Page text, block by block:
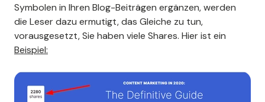
Symbolen in Ihren Blog-Beiträgen ergänzen, werden
die Leser dazu ermutigt, das Gleiche zu tun,
vorausgesetzt, Sie haben viele Shares. Hier ist ein
Beispiel: